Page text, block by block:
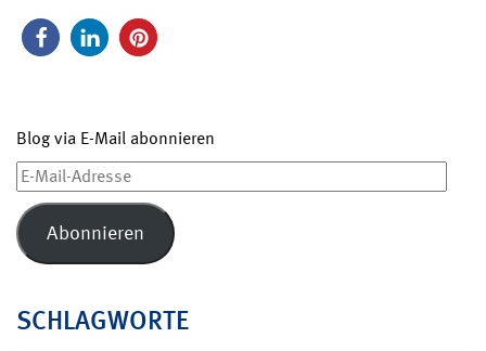
Blog via E-Mail abonnieren
E-
Mail-
Adresse
Abonnieren
SCHLAGWORTE